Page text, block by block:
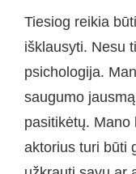
Tiesiog reikia
išklausyti. Nesu
psichologija.
saugumo
pasitikėtų. Mano
aktorius turi būti